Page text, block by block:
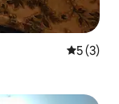
平均评分
5 (3)